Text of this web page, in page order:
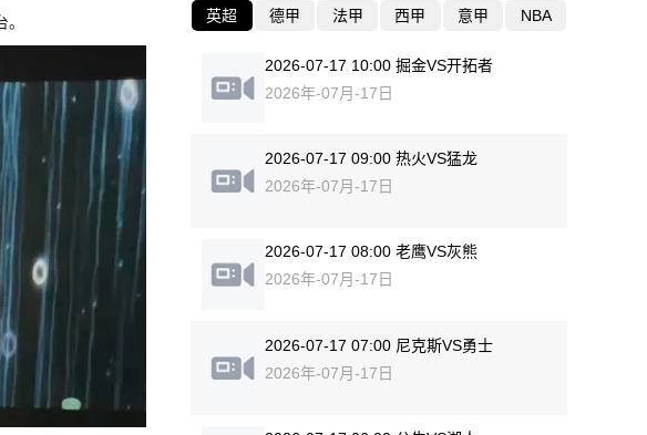
英超 德甲 法甲 西甲 意甲 NBA
2026-07-17 10:00 掘金VS开拓者
2026年-07月-17日
2026-07-17 09:00 热火VS猛龙
2026年-07月-17日
2026-07-17 08:00 老鹰VS灰熊
2026年-07月-17日
2026-07-17 07:00 尼克斯VS勇士
2026年-07月-17日